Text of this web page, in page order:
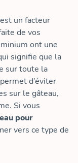
un facteur
de vos
ont une
signifie que la
sur toute la
d’éviter
sur le gâteau,
Si vous
pour
vers ce type de